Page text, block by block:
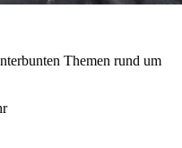
Themen rund um